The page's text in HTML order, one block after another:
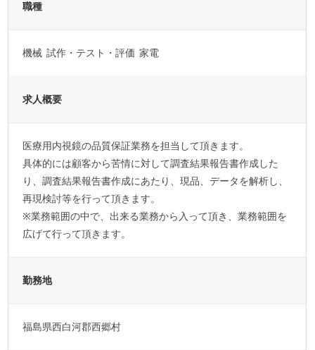
職種
機械 試作・テスト・評価 家電
求人概要
医療用内視鏡の品質保証業務を担当して頂きます。
具体的には顧客から苦情に対して調査結果報告書作成した
り、調査結果報告書作成にあたり、現品、データを解析し、
再現検討等を行って頂きます。
※業務範囲の中で、出来る業務から入って頂き、業務範囲を
広げて行って頂きます。
勤務地
福島県西白河郡西郷村